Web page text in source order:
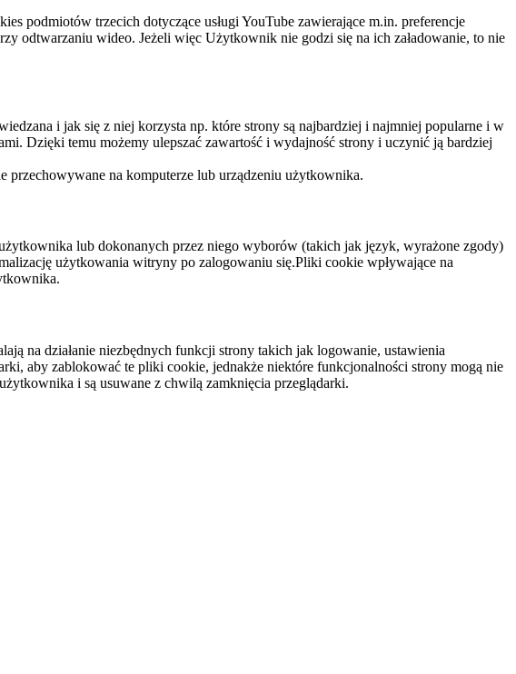
podmiotów trzecich dotyczące usługi YouTube zawierające m.in. preferencje
odtwarzaniu wideo. Jeżeli więc Użytkownik nie godzi się na ich załadowanie, to nie
i jak się z niej korzysta np. które strony są najbardziej i najmniej popularne i w
Dzięki temu możemy ulepszać zawartość i wydajność strony i uczynić ją bardziej
przechowywane na komputerze lub urządzeniu użytkownika.
lub dokonanych przez niego wyborów (takich jak język, wyrażone zgody)
użytkowania witryny po zalogowaniu się.Pliki cookie wpływające na
na działanie niezbędnych funkcji strony takich jak logowanie, ustawienia
aby zablokować te pliki cookie, jednakże niektóre funkcjonalności strony mogą nie
i są usuwane z chwilą zamknięcia przeglądarki.